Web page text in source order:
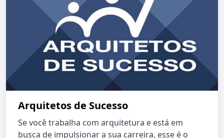
Arquitetos de Sucesso
Se você trabalha com arquitetura e está em
busca de impulsionar a sua carreira, esse é o